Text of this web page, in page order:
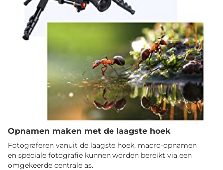
Opnamen maken met de laagste hoek
Fotograferen vanuit de laagste hoek, macro-opnamen
en speciale fotografie kunnen worden bereikt via een
omgekeerde centrale as.